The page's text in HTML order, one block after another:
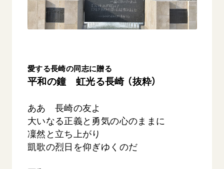
図書贈呈
沿革
略年表
関連団体
道府県中心会館
墓地公園・納骨堂
聖教電子版
Soka Gakkai グローバルサイト
ご利用にあたって
SOKA PICKS
愛する長崎の同志に贈る
平和の鐘 虹光る長崎 （抜粋）
ああ 長崎の友よ
大いなる正義と勇気の心のままに
凜然と立ち上がり
凱歌の烈日を仰ぎゆくのだ